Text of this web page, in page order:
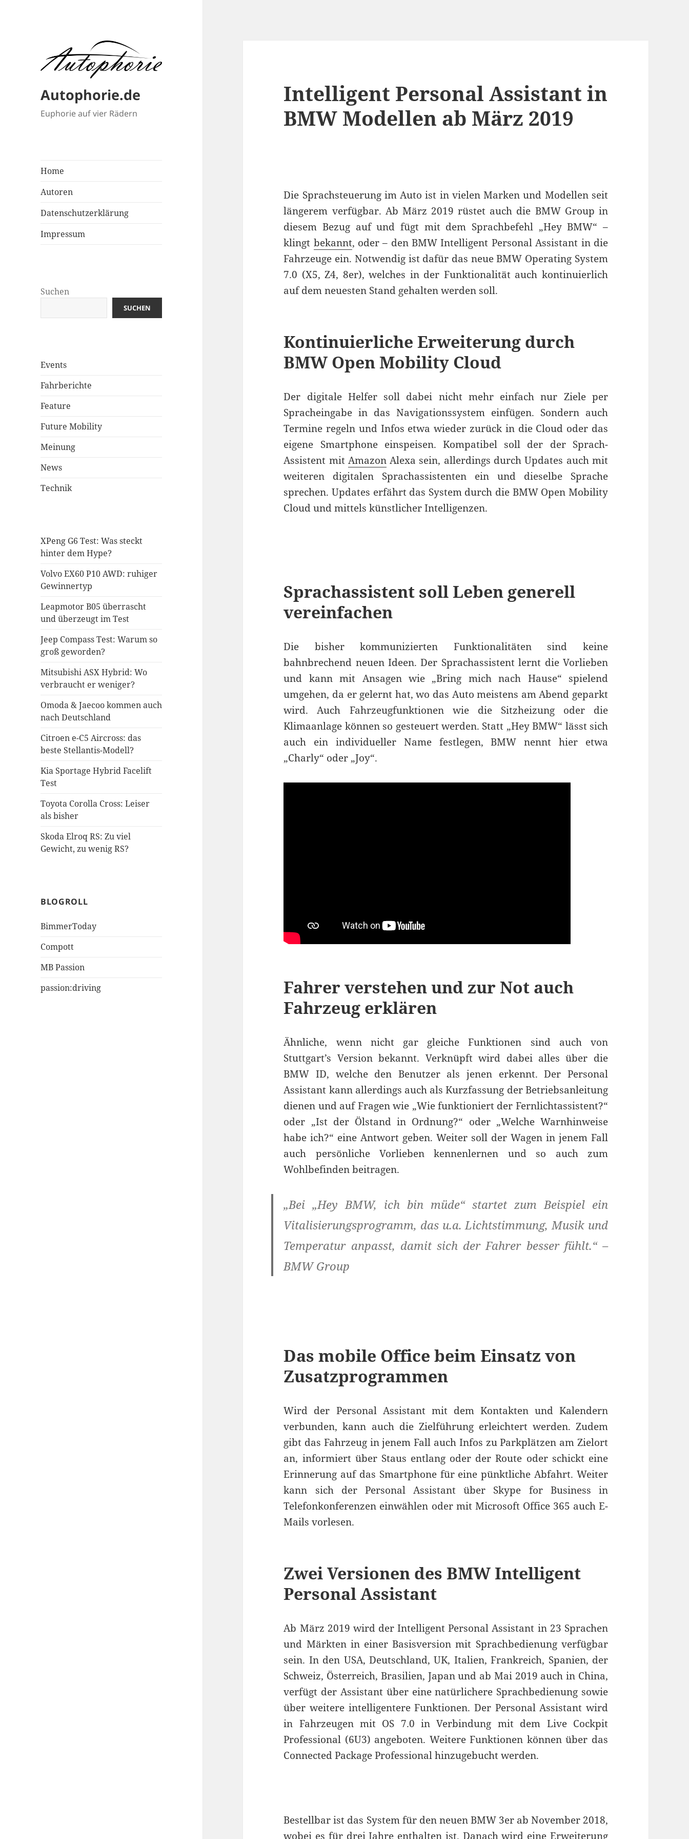
Autophorie.de
Euphorie auf vier Rädern
Home
Autoren
Datenschutzerklärung
Impressum
Suchen
SUCHEN
Events
Fahrberichte
Feature
Future Mobility
Meinung
News
Technik
XPeng G6 Test: Was steckt
hinter dem Hype?
Volvo EX60 P10 AWD: ruhiger
Gewinnertyp
Leapmotor B05 überrascht
und überzeugt im Test
Jeep Compass Test: Warum so
groß geworden?
Mitsubishi ASX Hybrid: Wo
verbraucht er weniger?
Omoda & Jaecoo kommen auch
nach Deutschland
Citroen e-C5 Aircross: das
beste Stellantis-Modell?
Kia Sportage Hybrid Facelift
Test
Toyota Corolla Cross: Leiser
als bisher
Skoda Elroq RS: Zu viel
Gewicht, zu wenig RS?
BLOGROLL
BimmerToday
Compott
MB Passion
passion:driving
Intelligent Personal Assistant in
BMW Modellen ab März 2019
Die Sprachsteuerung im Auto ist in vielen Marken und Modellen seit
längerem verfügbar. Ab März 2019 rüstet auch die BMW Group in
diesem Bezug auf und fügt mit dem Sprachbefehl „Hey BMW“ –
klingt bekannt, oder – den BMW Intelligent Personal Assistant in die
Fahrzeuge ein. Notwendig ist dafür das neue BMW Operating System
7.0 (X5, Z4, 8er), welches in der Funktionalität auch kontinuierlich
auf dem neuesten Stand gehalten werden soll.
Kontinuierliche Erweiterung durch
BMW Open Mobility Cloud
Der digitale Helfer soll dabei nicht mehr einfach nur Ziele per
Spracheingabe in das Navigationssystem einfügen. Sondern auch
Termine regeln und Infos etwa wieder zurück in die Cloud oder das
eigene Smartphone einspeisen. Kompatibel soll der der Sprach-
Assistent mit AmazonAlexa sein, allerdings durch Updates auch mit
weiteren digitalen Sprachassistenten ein und dieselbe Sprache
sprechen. Updates erfährt das System durch die BMW Open Mobility
Cloud und mittels künstlicher Intelligenzen.
Sprachassistent soll Leben generell
vereinfachen
Die bisher kommunizierten Funktionalitäten sind keine
bahnbrechend neuen Ideen. Der Sprachassistent lernt die Vorlieben
und kann mit Ansagen wie „Bring mich nach Hause“ spielend
umgehen, da er gelernt hat, wo das Auto meistens am Abend geparkt
wird. Auch Fahrzeugfunktionen wie die Sitzheizung oder die
Klimaanlage können so gesteuert werden. Statt „Hey BMW“ lässt sich
auch ein individueller Name festlegen, BMW nennt hier etwa
„Charly“ oder „Joy“.
Fahrer verstehen und zur Not auch
Fahrzeug erklären
Ähnliche, wenn nicht gar gleiche Funktionen sind auch von
Stuttgart’s Version bekannt. Verknüpft wird dabei alles über die
BMW ID, welche den Benutzer als jenen erkennt. Der Personal
Assistant kann allerdings auch als Kurzfassung der Betriebsanleitung
dienen und auf Fragen wie „Wie funktioniert der Fernlichtassistent?“
oder „Ist der Ölstand in Ordnung?“ oder „Welche Warnhinweise
habe ich?“ eine Antwort geben. Weiter soll der Wagen in jenem Fall
auch persönliche Vorlieben kennenlernen und so auch zum
Wohlbefinden beitragen.
„Bei „Hey BMW, ich bin müde“ startet zum Beispiel ein
Vitalisierungsprogramm, das u.a. Lichtstimmung, Musik und
Temperatur anpasst, damit sich der Fahrer besser fühlt.“ –
BMW Group
Das mobile Office beim Einsatz von
Zusatzprogrammen
Wird der Personal Assistant mit dem Kontakten und Kalendern
verbunden, kann auch die Zielführung erleichtert werden. Zudem
gibt das Fahrzeug in jenem Fall auch Infos zu Parkplätzen am Zielort
an, informiert über Staus entlang oder der Route oder schickt eine
Erinnerung auf das Smartphone für eine pünktliche Abfahrt. Weiter
kann sich der Personal Assistant über Skype for Business in
Telefonkonferenzen einwählen oder mit Microsoft Office 365 auch E-
Mails vorlesen.
Zwei Versionen des BMW Intelligent
Personal Assistant
Ab März 2019 wird der Intelligent Personal Assistant in 23 Sprachen
und Märkten in einer Basisversion mit Sprachbedienung verfügbar
sein. In den USA, Deutschland, UK, Italien, Frankreich, Spanien, der
Schweiz, Österreich, Brasilien, Japan und ab Mai 2019 auch in China,
verfügt der Assistant über eine natürlichere Sprachbedienung sowie
über weitere intelligentere Funktionen. Der Personal Assistant wird
in Fahrzeugen mit OS 7.0 in Verbindung mit dem Live Cockpit
Professional (6U3) angeboten. Weitere Funktionen können über das
Connected Package Professional hinzugebucht werden.
Bestellbar ist das System für den neuen BMW 3er ab November 2018,
wobei es für drei Jahre enthalten ist. Danach wird eine Erweiterung